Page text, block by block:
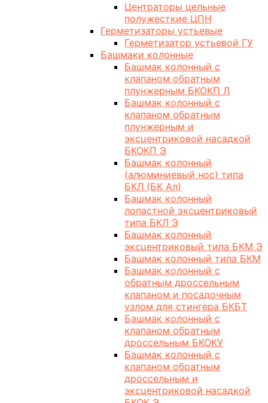
Центраторы цельные
полужесткие ЦПН
Герметизаторы устьевые
Герметизатор устьевой ГУ
Башмаки колонные
Башмак колонный с
клапаном обратным
плунжерным БКОКП Л
Башмак колонный с
клапаном обратным
плунжерным и
эксцентриковой насадкой
БКОКП Э
Башмак колонный
(алюминиевый нос) типа
БКЛ (БК Ал)
Башмак колонный
лопастной эксцентриковый
типа БКЛ Э
Башмак колонный
эксцентриковый типа БКМ Э
Башмак колонный типа БКМ
Башмак колонный с
обратным дроссельным
клапаном и посадочным
узлом для стингера БКБТ
Башмак колонный с
клапаном обратным
дроссельным БКОКУ
Башмак колонный с
клапаном обратным
дроссельным и
эксцентриковой насадкой